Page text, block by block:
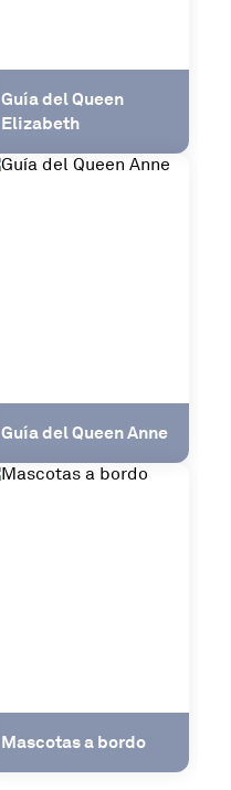
Guía del Queen
Elizabeth
Guía del Queen Anne
Mascotas a bordo